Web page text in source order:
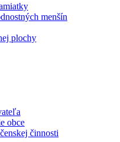
menšín
plochy
obce
činnosti